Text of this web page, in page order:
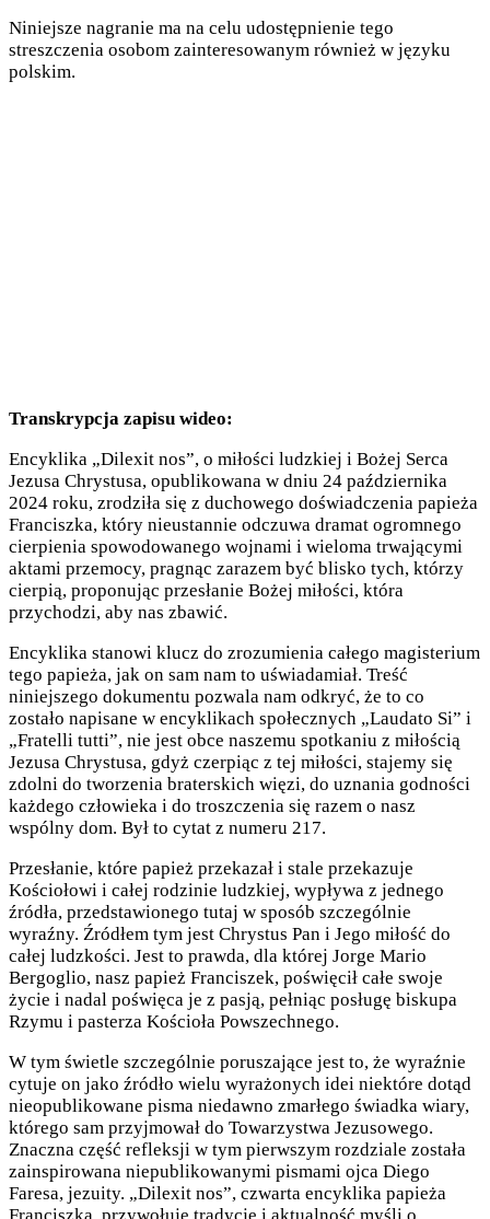
Niniejsze nagranie ma na celu udostępnienie tego
streszczenia osobom zainteresowanym również w języku
polskim.
Transkrypcja zapisu wideo:
Encyklika „Dilexit nos”, o miłości ludzkiej i Bożej Serca
Jezusa Chrystusa, opublikowana w dniu 24 października
2024 roku, zrodziła się z duchowego doświadczenia papieża
Franciszka, który nieustannie odczuwa dramat ogromnego
cierpienia spowodowanego wojnami i wieloma trwającymi
aktami przemocy, pragnąc zarazem być blisko tych, którzy
cierpią, proponując przesłanie Bożej miłości, która
przychodzi, aby nas zbawić.
Encyklika stanowi klucz do zrozumienia całego magisterium
tego papieża, jak on sam nam to uświadamiał. Treść
niniejszego dokumentu pozwala nam odkryć, że to co
zostało napisane w encyklikach społecznych „Laudato Si” i
„Fratelli tutti”, nie jest obce naszemu spotkaniu z miłością
Jezusa Chrystusa, gdyż czerpiąc z tej miłości, stajemy się
zdolni do tworzenia braterskich więzi, do uznania godności
każdego człowieka i do troszczenia się razem o nasz
wspólny dom. Był to cytat z numeru 217.
Przesłanie, które papież przekazał i stale przekazuje
Kościołowi i całej rodzinie ludzkiej, wypływa z jednego
źródła, przedstawionego tutaj w sposób szczególnie
wyraźny. Źródłem tym jest Chrystus Pan i Jego miłość do
całej ludzkości. Jest to prawda, dla której Jorge Mario
Bergoglio, nasz papież Franciszek, poświęcił całe swoje
życie i nadal poświęca je z pasją, pełniąc posługę biskupa
Rzymu i pasterza Kościoła Powszechnego.
W tym świetle szczególnie poruszające jest to, że wyraźnie
cytuje on jako źródło wielu wyrażonych idei niektóre dotąd
nieopublikowane pisma niedawno zmarłego świadka wiary,
którego sam przyjmował do Towarzystwa Jezusowego.
Znaczna część refleksji w tym pierwszym rozdziale została
zainspirowana niepublikowanymi pismami ojca Diego
Faresa, jezuity. „Dilexit nos”, czwarta encyklika papieża